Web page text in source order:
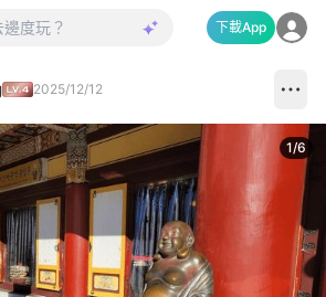
下載App
2025/12/12
1/6